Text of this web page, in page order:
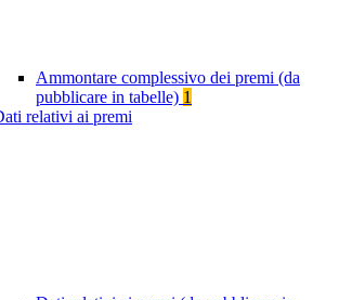
Ammontare complessivo dei premi (da
pubblicare in tabelle) 1
relativi ai premi